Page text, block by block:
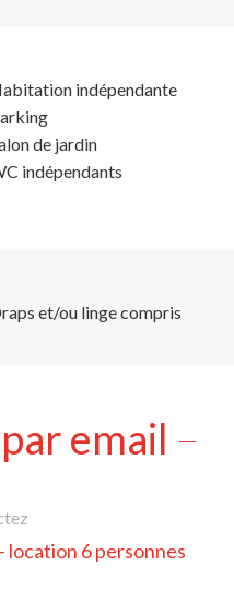
indépendante
de jardin
indépendants
et/ou linge compris
email
location 6 personnes